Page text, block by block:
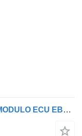
Centralina Knorr-Bremse NUOVO MODULO ECU EBS 5 PER FORD F-MAX 0486106141 per trattore stradale Ford F-MAX